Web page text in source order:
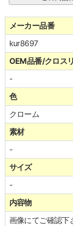
メーカー品番
kur8697
OEM品番/クロス
-
色
クローム
素材
-
サイズ
-
内容物
画像にてご確認下